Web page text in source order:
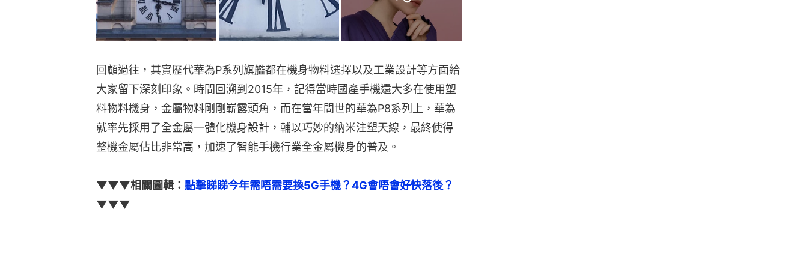
回顧過往，其實歷代華為P系列旗艦都在機身物料選擇以及工業設計等方面給
大家留下深刻印象。時間回溯到2015年，記得當時國產手機還大多在使用塑
料物料機身，金屬物料剛剛嶄露頭角，而在當年問世的華為P8系列上，華為
就率先採用了全金屬一體化機身設計，輔以巧妙的納米注塑天線，最終使得
整機金屬佔比非常高，加速了智能手機行業全金屬機身的普及。
▼▼▼相關圖輯： 點擊睇睇今年需唔需要換5G手機？4G會唔會好快落後？
▼▼▼